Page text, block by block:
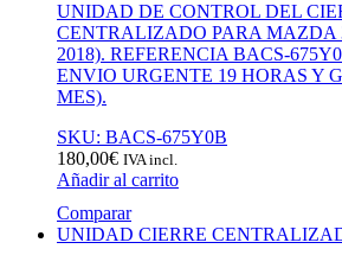
UNIDAD DE CONTROL DEL
CENTRALIZADO PARA MAZDA
2018). REFERENCIA BACS-
ENVIO URGENTE 19 HORAS Y
MES).
SKU: BACS-675Y0B
180,00€ IVA incl.
Añadir al carrito
Comparar
UNIDAD CIERRE